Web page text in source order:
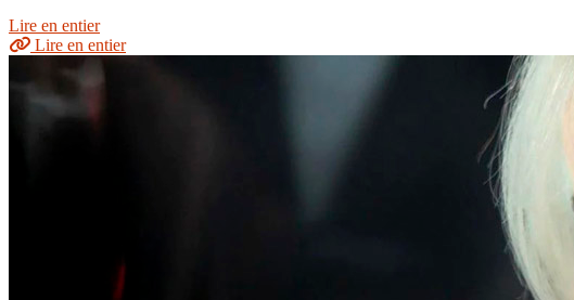
Lire en entier
Lire en entier